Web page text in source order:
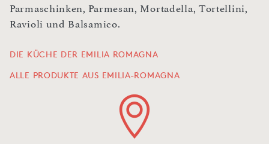
Parmaschinken, Parmesan, Mortadella, Tortellini,
Ravioli und Balsamico.
DIE KÜCHE DER EMILIA ROMAGNA
ALLE PRODUKTE AUS EMILIA-ROMAGNA